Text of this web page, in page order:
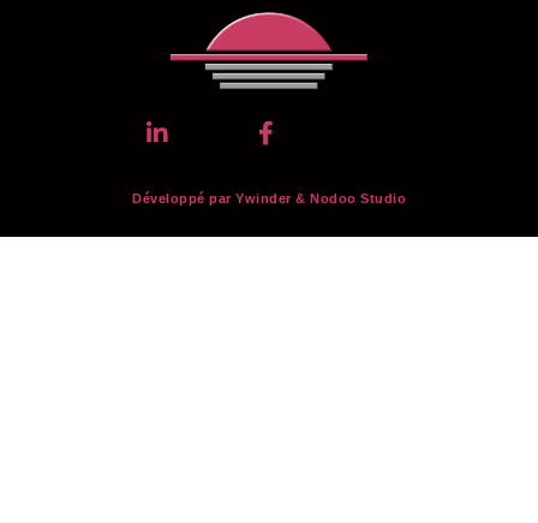
Développé par Ywinder & Nodoo Studio